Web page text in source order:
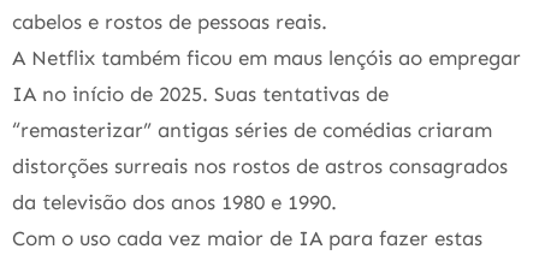
cabelos e rostos de pessoas reais.
A Netflix também ficou em maus lençóis ao empregar
IA no início de 2025. Suas tentativas de
“remasterizar” antigas séries de comédias criaram
distorções surreais nos rostos de astros consagrados
da televisão dos anos 1980 e 1990.
Com o uso cada vez maior de IA para fazer estas